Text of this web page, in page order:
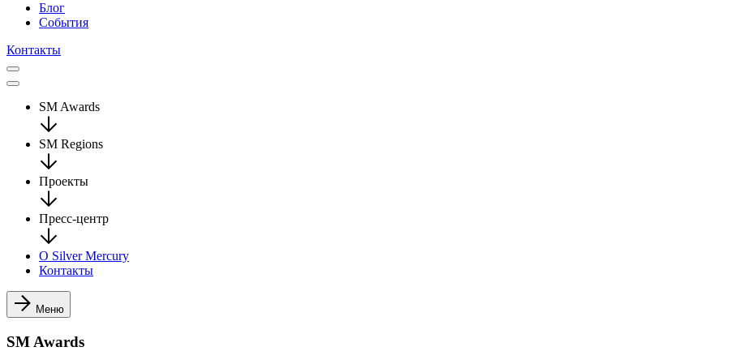
Блог
События
Контакты
SM Awards
SM Regions
Проекты
Пресс-центр
О Silver Mercury
Контакты
Меню
SM Awards